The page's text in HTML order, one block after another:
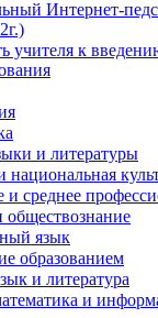
Интернет-
учителя к
и литературы
среднее
язык
образованием
и литература
и